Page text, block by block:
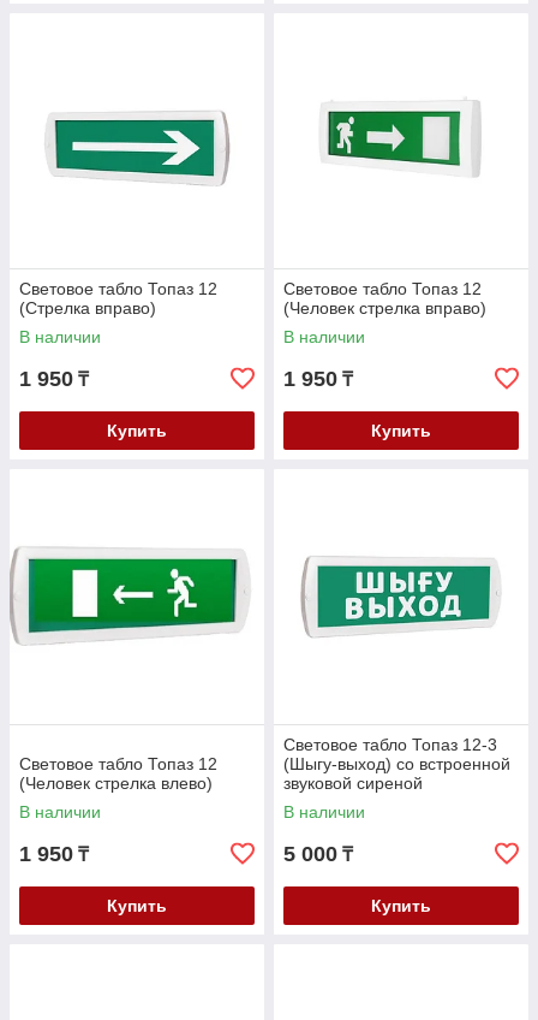
Световое табло Топаз 12
(Стрелка вправо)
В наличии
1 950 ₸
Купить
Световое табло Топаз 12
(Человек стрелка вправо)
В наличии
1 950 ₸
Купить
Световое табло Топаз 12
(Человек стрелка влево)
В наличии
1 950 ₸
Купить
Световое табло Топаз 12-3
(Шыгу-выход) со встроенной
звуковой сиреной
В наличии
5 000 ₸
Купить